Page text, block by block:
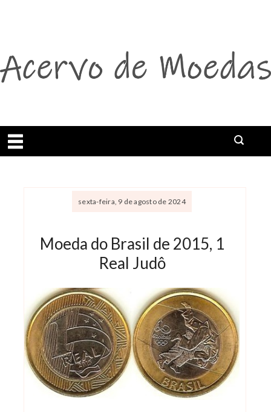
Abrir menu
Buscar
sexta-feira, 9 de agosto de 2024
Moeda do Brasil de 2015, 1
Real Judô